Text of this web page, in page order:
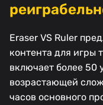
Eraser VS Ruler
контента для игры
включает более 50
возрастающей
часов основного